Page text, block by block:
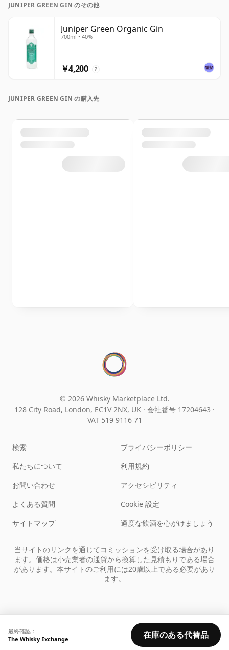
JUNIPER GREEN GIN のその他
Juniper Green Organic Gin
700ml • 40%
￥4,200 ?
JUNIPER GREEN GIN の購入先
最終確認：
The Whisky Exchange
在庫のある代替品
© 2026 Whisky Marketplace Ltd.
128 City Road, London, EC1V 2NX, UK · 会社番号 17204643 ·
VAT 519 9116 71
検索
私たちについて
お問い合わせ
よくある質問
サイトマップ
プライバシーポリシー
利用規約
アクセシビリティ
Cookie 設定
適度な飲酒を心がけましょう
当サイトのリンクを通じてコミッションを受け取る場合があり
ます。価格は小売業者の通貨から換算した見積もりである場合
があります。本サイトのご利用には20歳以上である必要があり
ます。